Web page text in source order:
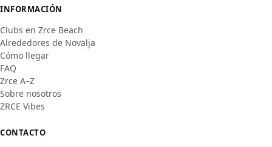
INFORMACIÓN
Clubs en Zrce Beach
Alrededores de Novalja
Cómo llegar
FAQ
Zrce A–Z
Sobre nosotros
ZRCE Vibes
CONTACTO